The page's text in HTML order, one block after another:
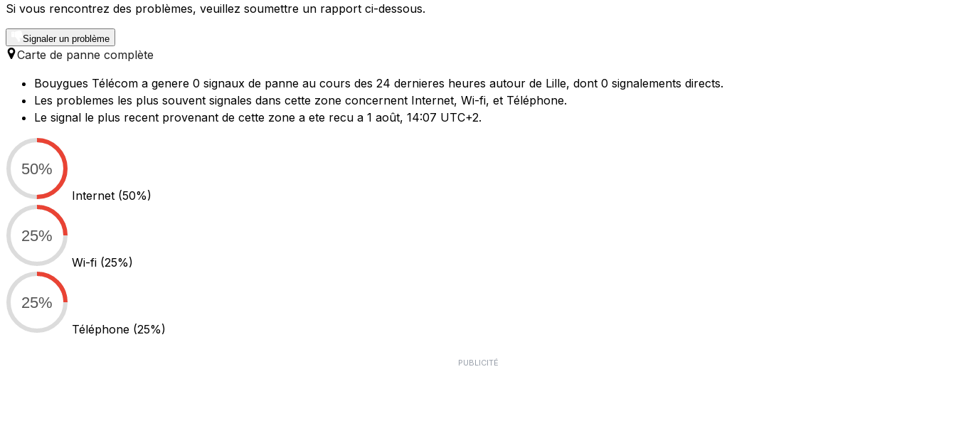
Si vous rencontrez des problèmes, veuillez soumettre un rapport ci-dessous.
Signaler un problème
Carte de panne complète
Bouygues Télécom a genere 0 signaux de panne au cours des 24 dernieres heures autour de Lille, dont 0 signalements directs.
Les problemes les plus souvent signales dans cette zone concernent Internet, Wi-fi, et Téléphone.
Le signal le plus recent provenant de cette zone a ete recu a 1 août, 14:07 UTC+2.
50%
Internet (50%)
25%
Wi-fi (25%)
25%
Téléphone (25%)
PUBLICITÉ